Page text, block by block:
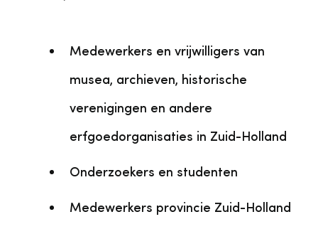
Medewerkers en vrijwilligers van
musea, archieven, historische
verenigingen en andere
erfgoedorganisaties in Zuid-Holland
Onderzoekers en studenten
Medewerkers provincie Zuid-Holland